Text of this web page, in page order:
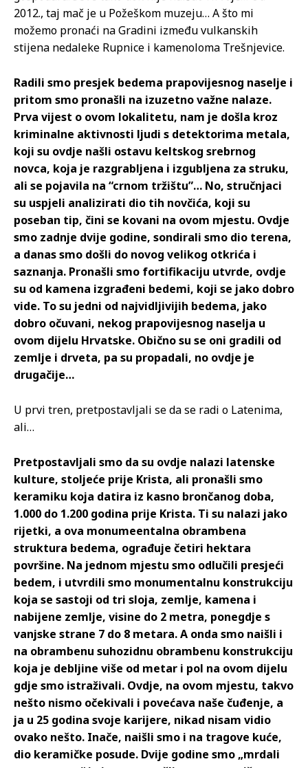
2012., taj mač je u Požeškom muzeju… A što mi
možemo pronaći na Gradini između vulkanskih
stijena nedaleke Rupnice i kamenoloma Trešnjevice.
Radili smo presjek bedema prapovijesnog naselje i
pritom smo pronašli na izuzetno važne nalaze.
Prva vijest o ovom lokalitetu, nam je došla kroz
kriminalne aktivnosti ljudi s detektorima metala,
koji su ovdje našli ostavu keltskog srebrnog
novca, koja je razgrabljena i izgubljena za struku,
ali se pojavila na “crnom tržištu”… No, stručnjaci
su uspjeli analizirati dio tih novčića, koji su
poseban tip, čini se kovani na ovom mjestu. Ovdje
smo zadnje dvije godine, sondirali smo dio terena,
a danas smo došli do novog velikog otkrića i
saznanja. Pronašli smo fortifikaciju utvrde, ovdje
su od kamena izgrađeni bedemi, koji se jako dobro
vide. To su jedni od najvidljivijih bedema, jako
dobro očuvani, nekog prapovijesnog naselja u
ovom dijelu Hrvatske. Obično su se oni gradili od
zemlje i drveta, pa su propadali, no ovdje je
drugačije…
U prvi tren, pretpostavljali se da se radi o Latenima,
ali…
Pretpostavljali smo da su ovdje nalazi latenske
kulture, stoljeće prije Krista, ali pronašli smo
keramiku koja datira iz kasno brončanog doba,
1.000 do 1.200 godina prije Krista. Ti su nalazi jako
rijetki, a ova monumeentalna obrambena
struktura bedema, ograđuje četiri hektara
površine. Na jednom mjestu smo odlučili presjeći
bedem, i utvrdili smo monumentalnu konstrukciju
koja se sastoji od tri sloja, zemlje, kamena i
nabijene zemlje, visine do 2 metra, ponegdje s
vanjske strane 7 do 8 metara. A onda smo naišli i
na obrambenu suhozidnu obrambenu konstrukciju
koja je debljine više od metar i pol na ovom dijelu
gdje smo istraživali. Ovdje, na ovom mjestu, takvo
nešto nismo očekivali i povećava naše čuđenje, a
ja u 25 godina svoje karijere, nikad nisam vidio
ovako nešto. Inače, naišli smo i na tragove kuće,
dio keramičke posude. Dvije godine smo „mrdali